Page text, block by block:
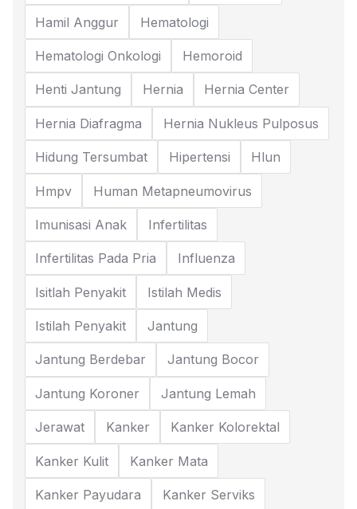
Hamil Anggur Hematologi
Hematologi Onkologi Hemoroid
Henti Jantung Hernia Hernia Center
Hernia Diafragma Hernia Nukleus Pulposus
Hidung Tersumbat Hipertensi Hlun
Hmpv Human Metapneumovirus
Imunisasi Anak Infertilitas
Infertilitas Pada Pria Influenza
Isitlah Penyakit Istilah Medis
Istilah Penyakit Jantung
Jantung Berdebar Jantung Bocor
Jantung Koroner Jantung Lemah
Jerawat Kanker Kanker Kolorektal
Kanker Kulit Kanker Mata
Kanker Payudara Kanker Serviks